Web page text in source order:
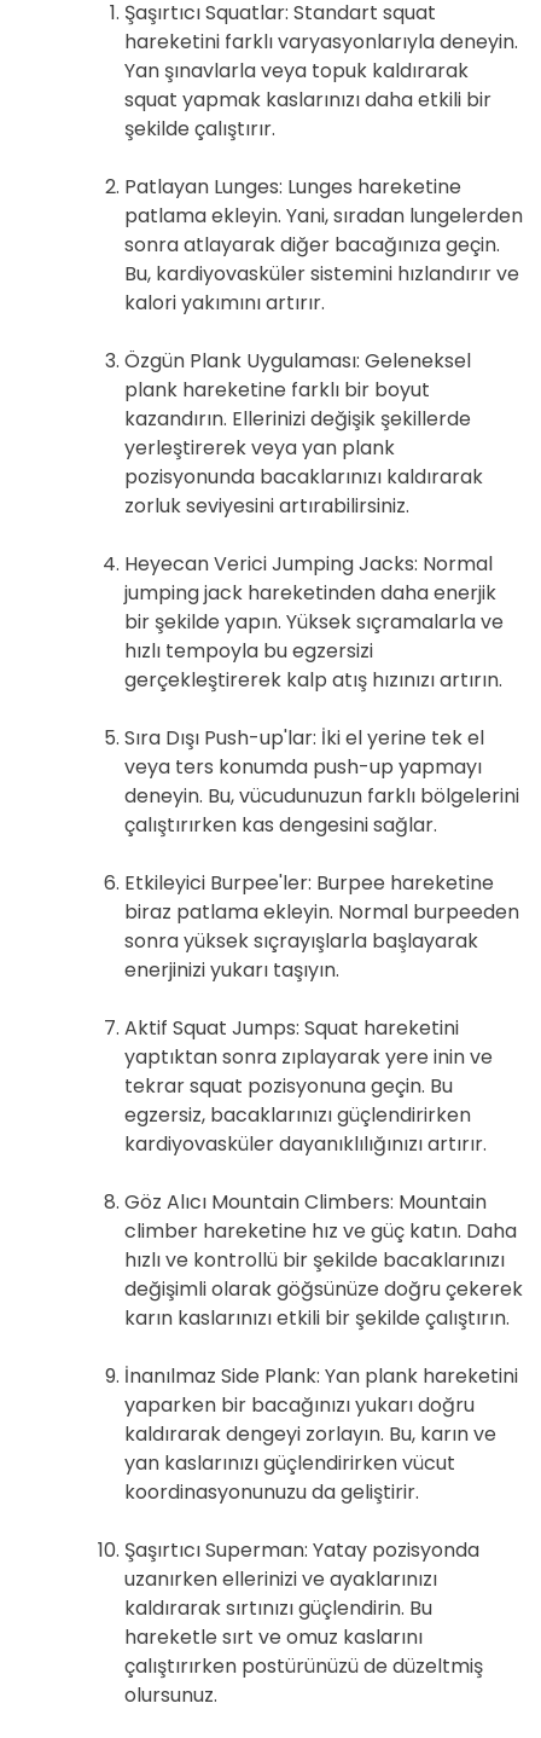
Şaşırtıcı Squatlar: Standart squat
hareketini farklı varyasyonlarıyla deneyin.
Yan şınavlarla veya topuk kaldırarak
squat yapmak kaslarınızı daha etkili bir
şekilde çalıştırır.
Patlayan Lunges: Lunges hareketine
patlama ekleyin. Yani, sıradan lungelerden
sonra atlayarak diğer bacağınıza geçin.
Bu, kardiyovasküler sistemini hızlandırır ve
kalori yakımını artırır.
Özgün Plank Uygulaması: Geleneksel
plank hareketine farklı bir boyut
kazandırın. Ellerinizi değişik şekillerde
yerleştirerek veya yan plank
pozisyonunda bacaklarınızı kaldırarak
zorluk seviyesini artırabilirsiniz.
Heyecan Verici Jumping Jacks: Normal
jumping jack hareketinden daha enerjik
bir şekilde yapın. Yüksek sıçramalarla ve
hızlı tempoyla bu egzersizi
gerçekleştirerek kalp atış hızınızı artırın.
Sıra Dışı Push-up'lar: İki el yerine tek el
veya ters konumda push-up yapmayı
deneyin. Bu, vücudunuzun farklı bölgelerini
çalıştırırken kas dengesini sağlar.
Etkileyici Burpee'ler: Burpee hareketine
biraz patlama ekleyin. Normal burpeeden
sonra yüksek sıçrayışlarla başlayarak
enerjinizi yukarı taşıyın.
Aktif Squat Jumps: Squat hareketini
yaptıktan sonra zıplayarak yere inin ve
tekrar squat pozisyonuna geçin. Bu
egzersiz, bacaklarınızı güçlendirirken
kardiyovasküler dayanıklılığınızı artırır.
Göz Alıcı Mountain Climbers: Mountain
climber hareketine hız ve güç katın. Daha
hızlı ve kontrollü bir şekilde bacaklarınızı
değişimli olarak göğsünüze doğru çekerek
karın kaslarınızı etkili bir şekilde çalıştırın.
İnanılmaz Side Plank: Yan plank hareketini
yaparken bir bacağınızı yukarı doğru
kaldırarak dengeyi zorlayın. Bu, karın ve
yan kaslarınızı güçlendirirken vücut
koordinasyonunuzu da geliştirir.
Şaşırtıcı Superman: Yatay pozisyonda
uzanırken ellerinizi ve ayaklarınızı
kaldırarak sırtınızı güçlendirin. Bu
hareketle sırt ve omuz kaslarını
çalıştırırken postürünüzü de düzeltmiş
olursunuz.